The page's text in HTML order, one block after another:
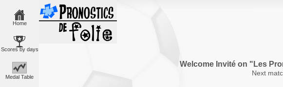
Home
Scores by days
Medal Table
Welcome Invité on "Les
Next